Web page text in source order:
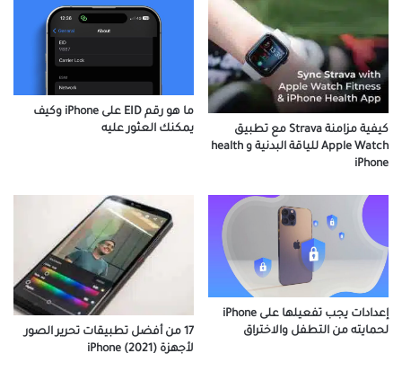
ما هو رقم EID على iPhone وكيف
يمكنك العثور عليه
كيفية مزامنة Strava مع تطبيق
Apple Watch للياقة البدنية و health
iPhone
17 من أفضل تطبيقات تحرير الصور
لأجهزة iPhone (2021)
إعدادات يجب تفعيلها على iPhone
لحمايته من التطفل والاختراق